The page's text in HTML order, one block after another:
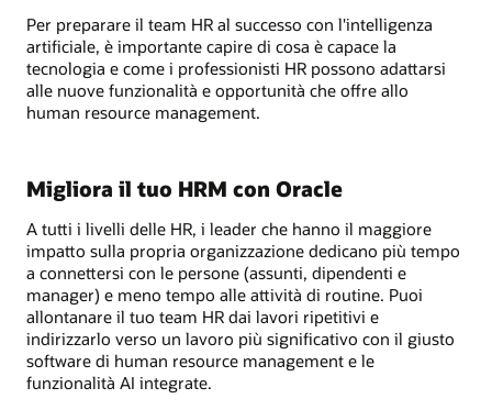
Per preparare il team HR al successo con l'intelligenza
artificiale, è importante capire di cosa è capace la
tecnologia e come i professionisti HR possono adattarsi
alle nuove funzionalità e opportunità che offre allo
human resource management.
Migliora il tuo HRM con Oracle
A tutti i livelli delle HR, i leader che hanno il maggiore
impatto sulla propria organizzazione dedicano più tempo
a connettersi con le persone (assunti, dipendenti e
manager) e meno tempo alle attività di routine. Puoi
allontanare il tuo team HR dai lavori ripetitivi e
indirizzarlo verso un lavoro più significativo con il giusto
software di human resource management e le
funzionalità AI integrate.